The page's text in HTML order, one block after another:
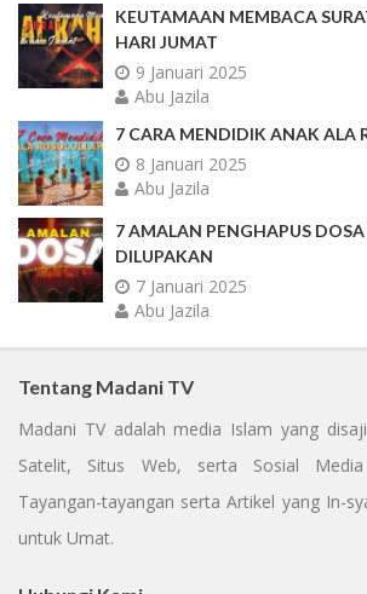
KEUTAMAAN MEMBACA
HARI JUMAT
9 Januari 2025
Abu Jazila
7 CARA MENDIDIK ANAK ALA
8 Januari 2025
Abu Jazila
7 AMALAN PENGHAPUS DOSA
DILUPAKAN
7 Januari 2025
Abu Jazila
Tentang Madani TV
Madani TV adalah media Islam yang
Satelit, Situs Web, serta Sosial
Tayangan-tayangan serta Artikel yang In-
untuk Umat.